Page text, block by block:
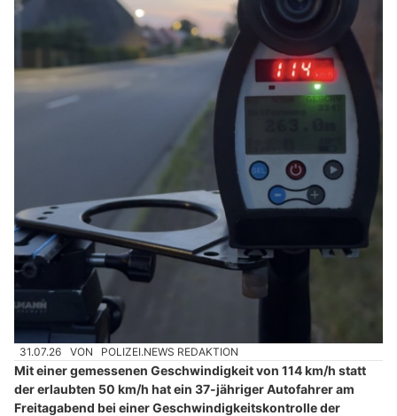
31.07.26 VON POLIZEI.NEWS REDAKTION
Mit einer gemessenen Geschwindigkeit von 114 km/h statt
der erlaubten 50 km/h hat ein 37-jähriger Autofahrer am
Freitagabend bei einer Geschwindigkeitskontrolle der